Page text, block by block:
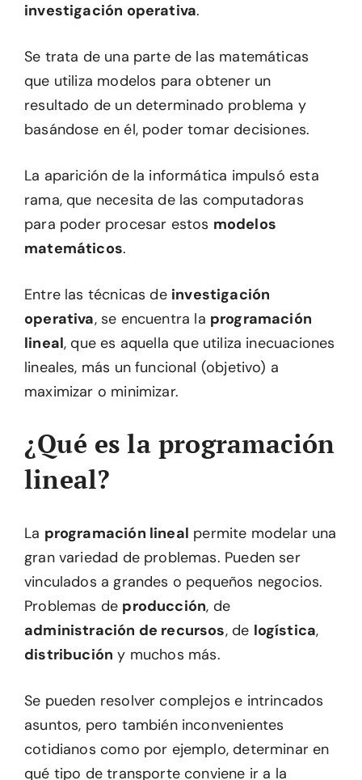
investigación operativa.
Se trata de una parte de las matemáticas
que utiliza modelos para obtener un
resultado de un determinado problema y
basándose en él, poder tomar decisiones.
La aparición de la informática impulsó esta
rama, que necesita de las computadoras
para poder procesar estos modelos
matemáticos.
Entre las técnicas de investigación
operativa, se encuentra la programación
lineal, que es aquella que utiliza inecuaciones
lineales, más un funcional (objetivo) a
maximizar o minimizar.
¿Qué es la programación
lineal?
La programación lineal permite modelar una
gran variedad de problemas. Pueden ser
vinculados a grandes o pequeños negocios.
Problemas de producción, de
administración de recursos, de logística,
distribución y muchos más.
Se pueden resolver complejos e intrincados
asuntos, pero también inconvenientes
cotidianos como por ejemplo, determinar en
qué tipo de transporte conviene ir a la